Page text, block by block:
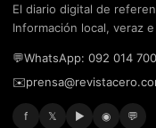
El diario digital de
Información local, veraz
💬WhatsApp: 092 014 700
✉️
f 𝕏 ▶ ◉ 💬